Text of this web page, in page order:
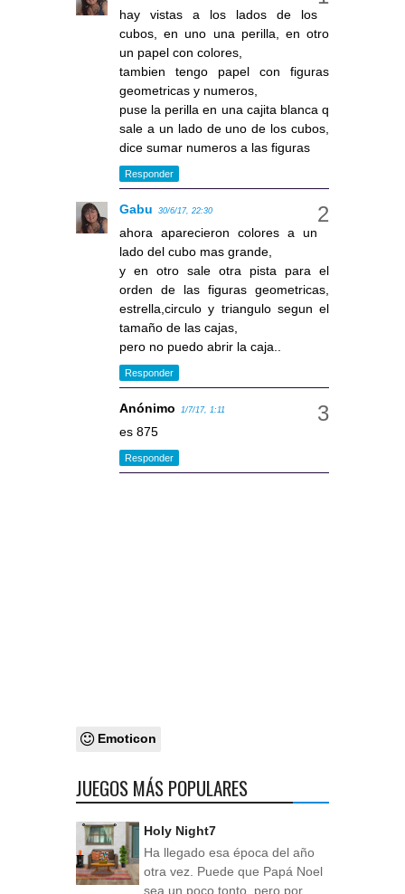
hay vistas a los lados de los
cubos, en uno una perilla, en otro
un papel con colores,
tambien tengo papel con figuras
geometricas y numeros,
puse la perilla en una cajita blanca q
sale a un lado de uno de los cubos,
dice sumar numeros a las figuras
Responder
Gabu 30/6/17, 22:30
ahora aparecieron colores a un
lado del cubo mas grande,
y en otro sale otra pista para el
orden de las figuras geometricas,
estrella,circulo y triangulo segun el
tamaño de las cajas,
pero no puedo abrir la caja..
Responder
Anónimo 1/7/17, 1:11
es 875
Responder
Emoticon
JUEGOS MÁS POPULARES
Holy Night7
Ha llegado esa época del año
otra vez. Puede que Papá Noel
sea un poco tonto, pero por